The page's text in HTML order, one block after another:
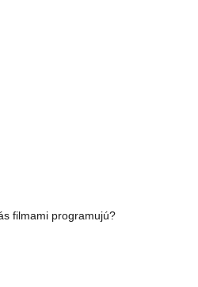
filmami programujú?